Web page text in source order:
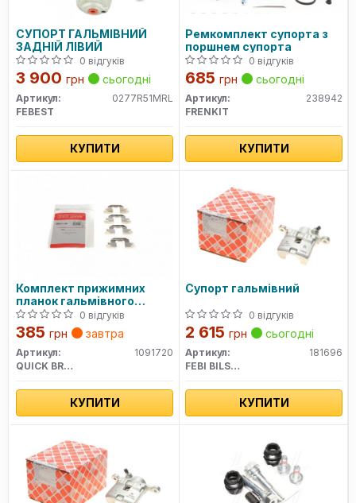
СУПОРТ ГАЛЬМІВНИЙ
ЗАДНІЙ ЛІВИЙ
0 відгуків
3 900 грн сьогодні
Артикул:
0277R51MRL
FEBEST
КУПИТИ
Ремкомплект супорта з
поршнем супорта
0 відгуків
685 грн сьогодні
Артикул:
238942
FRENKIT
КУПИТИ
Комплект прижимних
планок гальмівного
супорту
0 відгуків
385 грн завтра
Артикул:
1091720
QUICK BRAKE
КУПИТИ
Супорт гальмівний
0 відгуків
2 615 грн сьогодні
Артикул:
181696
FEBI BILSTEIN
КУПИТИ